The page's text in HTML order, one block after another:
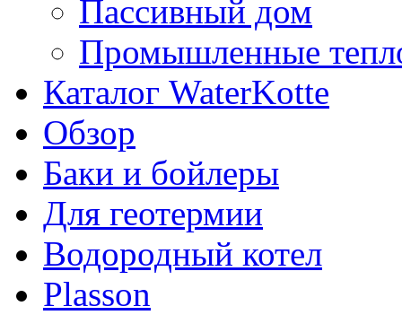
Пассивный дом
Промышленные
Каталог WaterKotte
Обзор
Баки и бойлеры
Для геотермии
Водородный котел
Plasson